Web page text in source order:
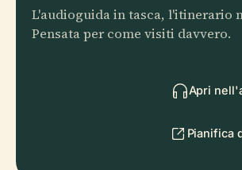
L'audioguida in tasca, l'itinerario
Pensata per come visiti davvero.
Apri
Pianifica